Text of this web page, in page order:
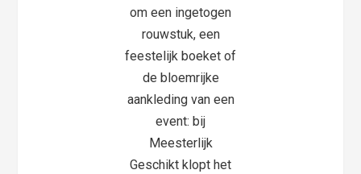
om een ingetogen
rouwstuk, een
feestelijk boeket of
de bloemrijke
aankleding van een
event: bij
Meesterlijk
Geschikt klopt het